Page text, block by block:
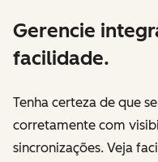
Gerencie
facilidade.
Tenha certeza de que
corretamente com
sincronizações. Veja